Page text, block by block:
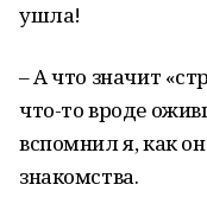
ушла!
– А что значит
что-то вроде
вспомнил я, как
знакомства.